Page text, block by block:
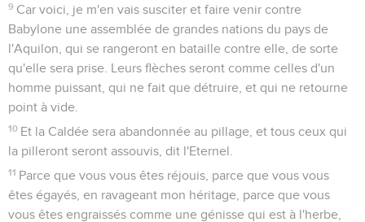
9 Car voici, je m'en vais susciter et faire venir contre
Babylone une assemblée de grandes nations du pays de
l'Aquilon, qui se rangeront en bataille contre elle, de sorte
qu'elle sera prise. Leurs flèches seront comme celles d'un
homme puissant, qui ne fait que détruire, et qui ne retourne
point à vide.
10 Et la Caldée sera abandonnée au pillage, et tous ceux qui
la pilleront seront assouvis, dit l'Eternel.
11 Parce que vous vous êtes réjouis, parce que vous vous
êtes égayés, en ravageant mon héritage, parce que vous
vous êtes engraissés comme une génisse qui est à l'herbe,